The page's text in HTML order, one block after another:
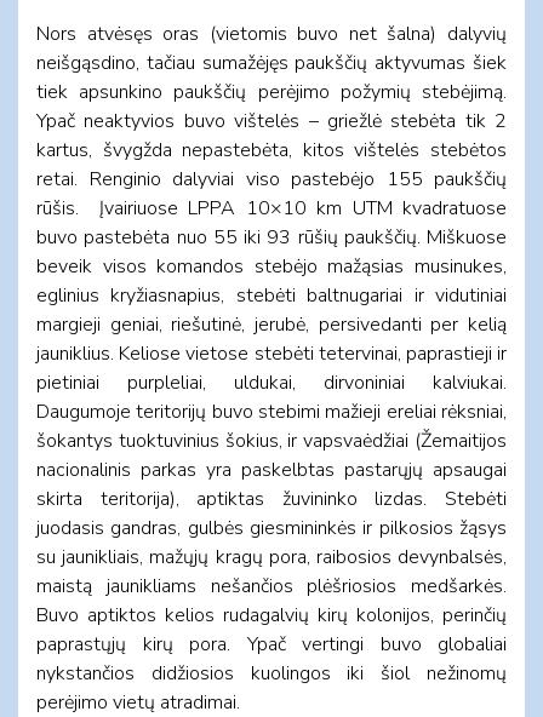
Nors atvėsęs oras (vietomis buvo net šalna) dalyvių
neišgąsdino, tačiau sumažėjęs paukščių aktyvumas šiek
tiek apsunkino paukščių perėjimo požymių stebėjimą.
Ypač neaktyvios buvo vištelės – griežlė stebėta tik 2
kartus, švygžda nepastebėta, kitos vištelės stebėtos
retai. Renginio dalyviai viso pastebėjo 155 paukščių
rūšis. Įvairiuose LPPA 10×10 km UTM kvadratuose
buvo pastebėta nuo 55 iki 93 rūšių paukščių. Miškuose
beveik visos komandos stebėjo mažąsias musinukes,
eglinius kryžiasnapius, stebėti baltnugariai ir vidutiniai
margieji geniai, riešutinė, jerubė, persivedanti per kelią
jauniklius. Keliose vietose stebėti tetervinai, paprastieji ir
pietiniai purpleliai, uldukai, dirvoniniai kalviukai.
Daugumoje teritorijų buvo stebimi mažieji ereliai rėksniai,
šokantys tuoktuvinius šokius, ir vapsvaėdžiai (Žemaitijos
nacionalinis parkas yra paskelbtas pastarųjų apsaugai
skirta teritorija), aptiktas žuvininko lizdas. Stebėti
juodasis gandras, gulbės giesmininkės ir pilkosios žąsys
su jaunikliais, mažųjų kragų pora, raibosios devynbalsės,
maistą jaunikliams nešančios plėšriosios medšarkės.
Buvo aptiktos kelios rudagalvių kirų kolonijos, perinčių
paprastųjų kirų pora. Ypač vertingi buvo globaliai
nykstančios didžiosios kuolingos iki šiol nežinomų
perėjimo vietų atradimai.